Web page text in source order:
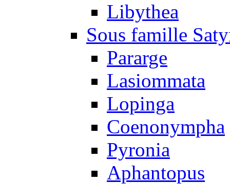
Libythea
Sous famille
Pararge
Lasiommata
Lopinga
Coenonympha
Pyronia
Aphantopus